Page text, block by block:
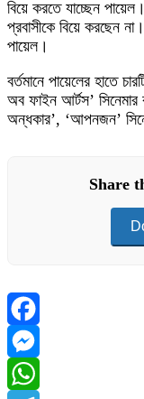
বিয়ে করতে যাচ্ছেন
প্রবাসীকে বিয়ে করছেন
পায়েল।
বর্তমানে পায়েলের হাতে
অব ফাইন আর্টস’
অন্ধকার’, ‘আপনজন’
Share
Facebook
Messenger